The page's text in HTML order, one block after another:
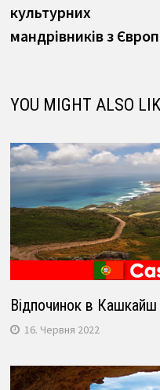
культурних
мандрівників з
YOU MIGHT ALSO
Відпочинок в Кашкайш
16. Червня 2022